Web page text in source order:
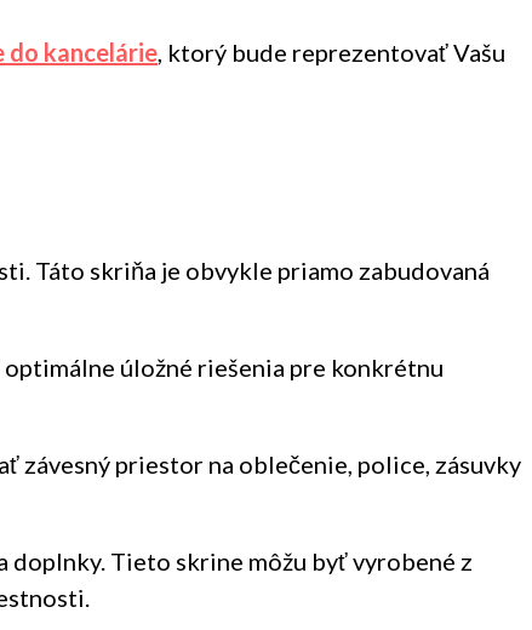
do kancelárie, ktorý bude reprezentovať Vašu
Táto skriňa je obvykle priamo zabudovaná
úložné riešenia pre konkrétnu
závesný priestor na oblečenie, police, zásuvky
doplnky. Tieto skrine môžu byť vyrobené z